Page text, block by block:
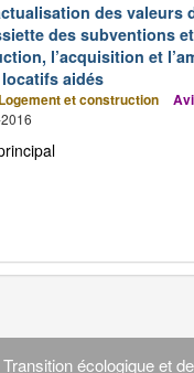
des valeurs
des subventions
l’acquisition et
aidés
Logement et construction
écologique et